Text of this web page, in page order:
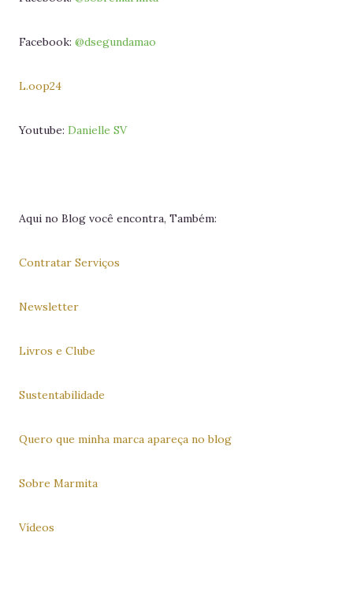
Facebook: @dsegundamao
L.oop24
Youtube: Danielle SV
Aqui no Blog você encontra, Também:
Contratar Serviços
Newsletter
Livros e Clube
Sustentabilidade
Quero que minha marca apareça no blog
Sobre Marmita
Vídeos